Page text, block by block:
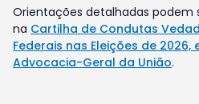
Orientações detalhadas podem
na Cartilha de Condutas
Federais nas Eleições de
Advocacia-Geral da União.